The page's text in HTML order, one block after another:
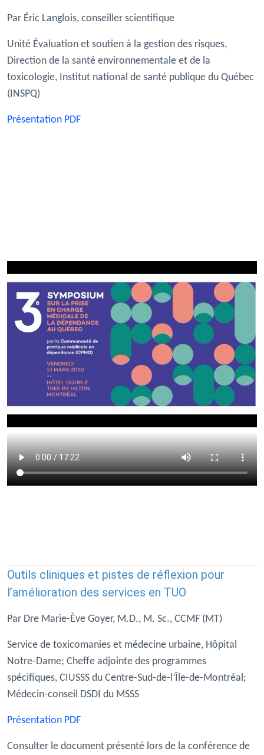
Par Éric Langlois, conseiller scientifique
Unité Évaluation et soutien à la gestion des risques,
Direction de la santé environnementale et de la
toxicologie, Institut national de santé publique du Québec
(INSPQ)
Présentation PDF
Outils cliniques et pistes de réflexion pour
l’amélioration des services en TUO
Par Dre Marie-Ève Goyer, M.D., M. Sc., CCMF (MT)
Service de toxicomanies et médecine urbaine, Hôpital
Notre-Dame; Cheffe adjointe des programmes
spécifiques, CIUSSS du Centre-Sud-de-l’Île-de-Montréal;
Médecin-conseil DSDI du MSSS
Présentation PDF
Consulter le document présenté lors de la conférence de